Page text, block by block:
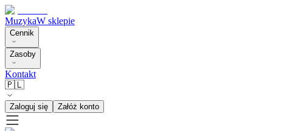
MuzykaW sklepie
Cennik
Zasoby
Kontakt
🇵🇱
Zaloguj się Załóż konto